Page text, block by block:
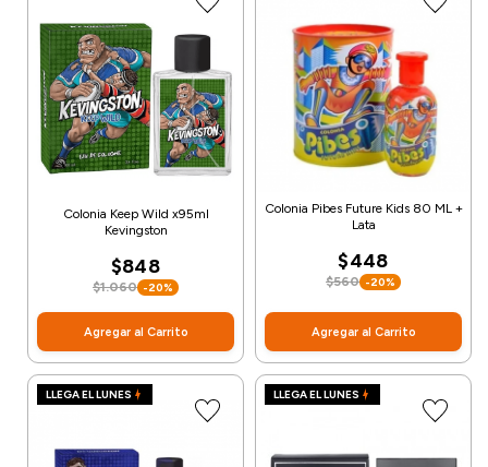
Colonia Keep Wild x95ml
Kevingston
$848
$1.060 -20%
Agregar al Carrito
Colonia Pibes Future Kids 80 ML +
Lata
$448
$560 -20%
Agregar al Carrito
LLEGA EL LUNES LLEGA EL LUNES